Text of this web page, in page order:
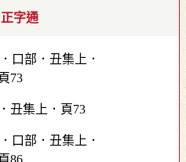
正字通
丑集上．頁73